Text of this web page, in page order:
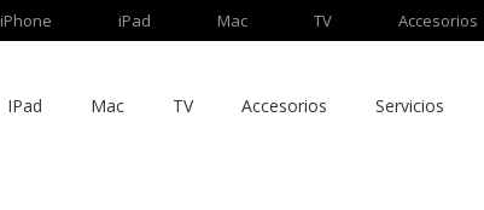
iPhone iPad Mac TV Accesorios
IPad Mac TV Accesorios Servicios